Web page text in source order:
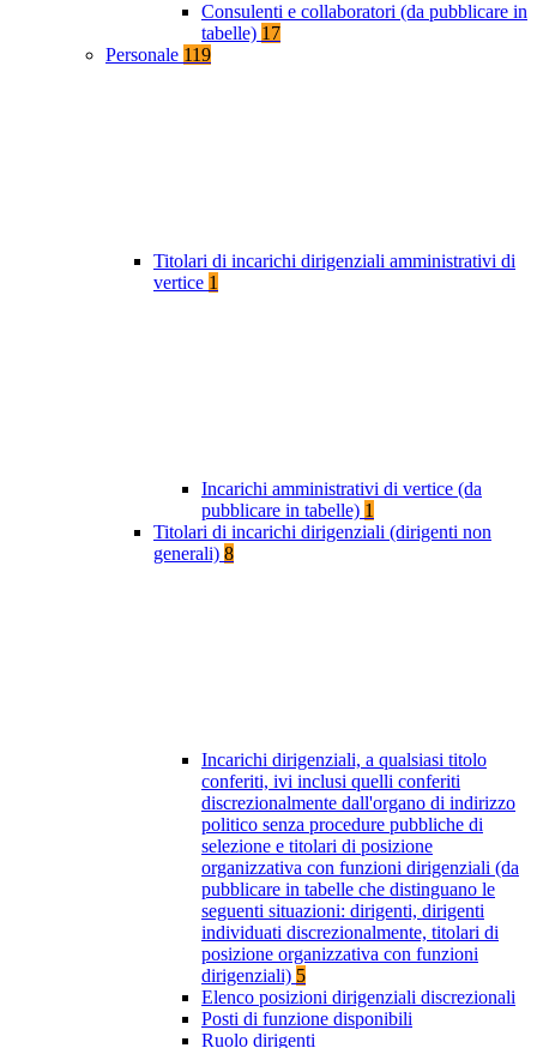
Consulenti e collaboratori (da pubblicare in
tabelle) 17
Personale 119
Titolari di incarichi dirigenziali amministrativi di
vertice 1
Incarichi amministrativi di vertice (da
pubblicare in tabelle) 1
Titolari di incarichi dirigenziali (dirigenti non
generali) 8
Incarichi dirigenziali, a qualsiasi titolo
conferiti, ivi inclusi quelli conferiti
discrezionalmente dall'organo di indirizzo
politico senza procedure pubbliche di
selezione e titolari di posizione
organizzativa con funzioni dirigenziali (da
pubblicare in tabelle che distinguano le
seguenti situazioni: dirigenti, dirigenti
individuati discrezionalmente, titolari di
posizione organizzativa con funzioni
dirigenziali) 5
Elenco posizioni dirigenziali discrezionali
Posti di funzione disponibili
Ruolo dirigenti